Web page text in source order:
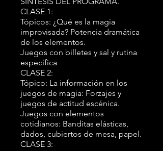
CLASE 1:
Tópicos: ¿Qué es la magia
improvisada? Potencia dramática
de los elementos.
Juegos con billetes y sal y rutina
específica
CLASE 2:
Tópico: La información en los
juegos de magia: Forzajes y
juegos de actitud escénica.
Juegos con elementos
cotidianos: Banditas elásticas,
dados, cubiertos de mesa, papel.
CLASE 3: